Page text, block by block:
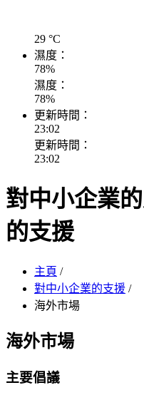
29 °C
濕度：
78%
濕度：
78%
更新時間：
23:02
更新時間：
23:02
對中小企業
的支援
主頁 /
對中小企業的支援 /
海外市場
海外市場
主要倡議